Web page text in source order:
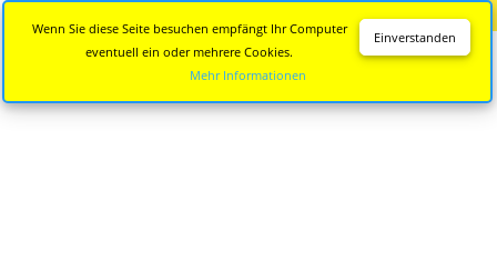
Einverstanden
Wenn Sie diese Seite besuchen empfängt Ihr Computer
eventuell ein oder mehrere Cookies.
Mehr Informationen